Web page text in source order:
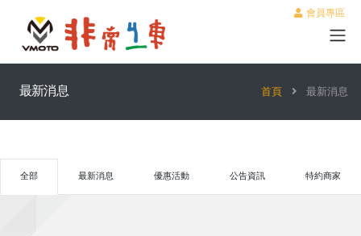
會員專區
最新消息 首頁 最新消息
全部 最新消息 優惠活動 公告資訊 特約商家